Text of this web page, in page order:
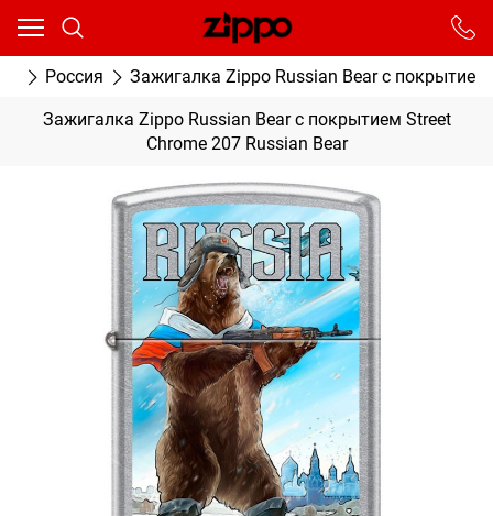
Россия Зажигалка Zippo Russian Bear с покрытием
Зажигалка Zippo Russian Bear с покрытием Street
Chrome 207 Russian Bear
Ваш город - Москва,
От выбранного города зависят сроки доставки